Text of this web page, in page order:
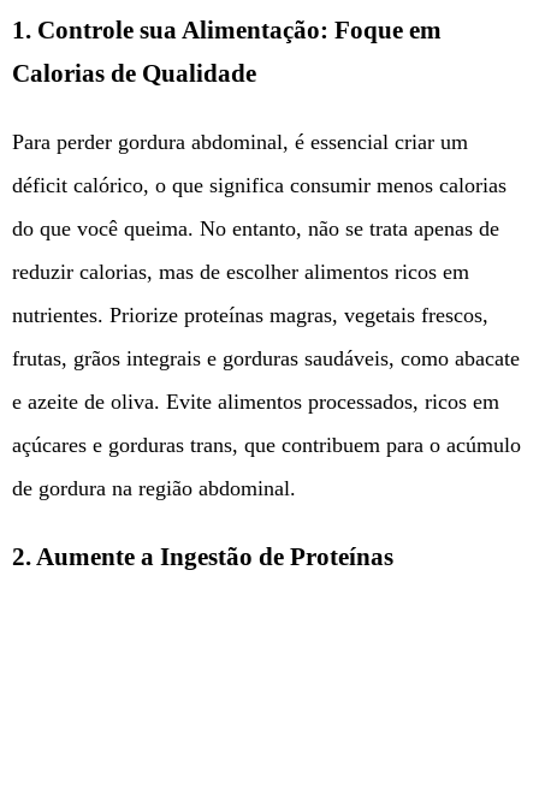
1. Controle sua Alimentação: Foque em
Calorias de Qualidade
Para perder gordura abdominal, é essencial criar um
déficit calórico, o que significa consumir menos calorias
do que você queima. No entanto, não se trata apenas de
reduzir calorias, mas de escolher alimentos ricos em
nutrientes. Priorize proteínas magras, vegetais frescos,
frutas, grãos integrais e gorduras saudáveis, como abacate
e azeite de oliva. Evite alimentos processados, ricos em
açúcares e gorduras trans, que contribuem para o acúmulo
de gordura na região abdominal.
2.Aumente a Ingestão de Proteínas